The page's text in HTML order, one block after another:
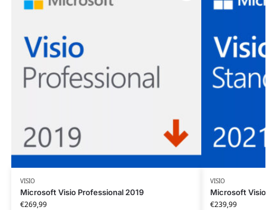
VISIO
Microsoft Visio Professional 2019
€269,99
VISIO
Microsoft
€239,99